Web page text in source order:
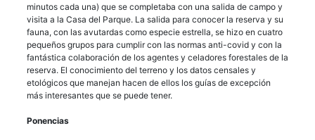
minutos cada una) que se completaba con una salida de campo y
visita a la Casa del Parque. La salida para conocer la reserva y su
fauna, con las avutardas como especie estrella, se hizo en cuatro
pequeños grupos para cumplir con las normas anti-covid y con la
fantástica colaboración de los agentes y celadores forestales de la
reserva. El conocimiento del terreno y los datos censales y
etológicos que manejan hacen de ellos los guías de excepción
más interesantes que se puede tener.
Ponencias